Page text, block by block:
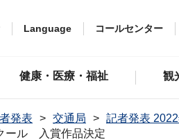
Language コールセンター
健康・医療・福祉 観
発表 交通局
記者発表
ール 入賞作品決定